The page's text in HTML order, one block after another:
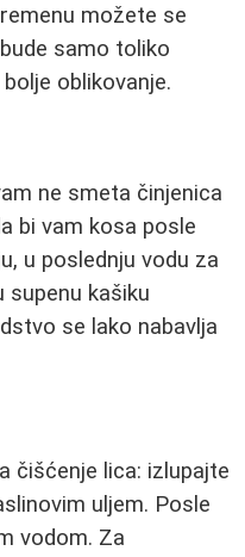
možete se
samo toliko
oblikovanje.
ne smeta činjenica
bi vam kosa posle
u poslednju vodu za
supenu kašiku
se lako nabavlja
čišćenje lica: izlupajte
uljem. Posle
vodom. Za